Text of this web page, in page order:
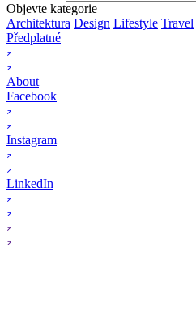
Objevte kategorie
Architektura Design Lifestyle Travel
Předplatné
About
Facebook
Instagram
LinkedIn